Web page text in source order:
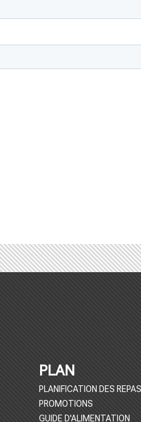
PLAN
PLANIFICATION DES REPAS
PROMOTIONS
GUIDE D'ALIMENTATION